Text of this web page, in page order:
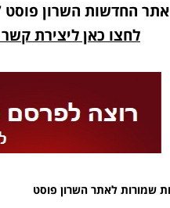
אתר החדשות השרון פוסט 24/7
לחצו כאן ליצירת קשר